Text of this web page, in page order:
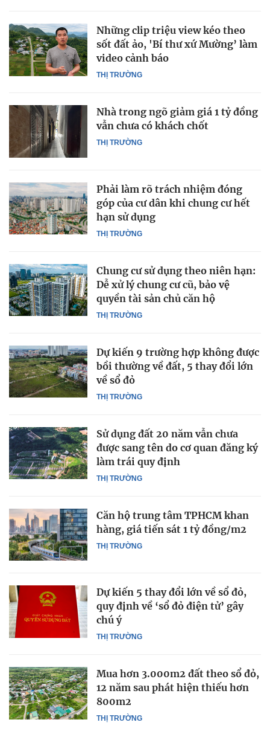
THỊ TRƯỜNG
Những clip triệu view kéo theo
sốt đất ảo, 'Bí thư xứ Mường’ làm
video cảnh báo
THỊ TRƯỜNG
Nhà trong ngõ giảm giá 1 tỷ đồng
vẫn chưa có khách chốt
THỊ TRƯỜNG
Phải làm rõ trách nhiệm đóng
góp của cư dân khi chung cư hết
hạn sử dụng
THỊ TRƯỜNG
Chung cư sử dụng theo niên hạn:
Dễ xử lý chung cư cũ, bảo vệ
quyền tài sản chủ căn hộ
THỊ TRƯỜNG
Dự kiến 9 trường hợp không được
bồi thường về đất, 5 thay đổi lớn
về sổ đỏ
THỊ TRƯỜNG
Sử dụng đất 20 năm vẫn chưa
được sang tên do cơ quan đăng ký
làm trái quy định
THỊ TRƯỜNG
Căn hộ trung tâm TPHCM khan
hàng, giá tiến sát 1 tỷ đồng/m2
THỊ TRƯỜNG
Dự kiến 5 thay đổi lớn về sổ đỏ,
quy định về ‘sổ đỏ điện tử’ gây
chú ý
THỊ TRƯỜNG
Mua hơn 3.000m2 đất theo sổ đỏ,
12 năm sau phát hiện thiếu hơn
800m2